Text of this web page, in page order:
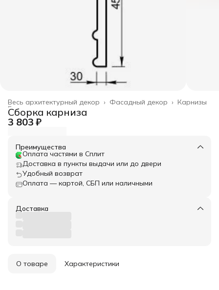
Карнизы
Фасадный декор ›
Весь архитектурный декор ›
Главная ›
Сборка карниза
3 803 ₽
Преимущества
Оплата частями в Сплит
Доставка в пункты выдачи или до двери
Удобный возврат
Оплата — картой, СБП или наличными
Доставка
О товаре Характеристики